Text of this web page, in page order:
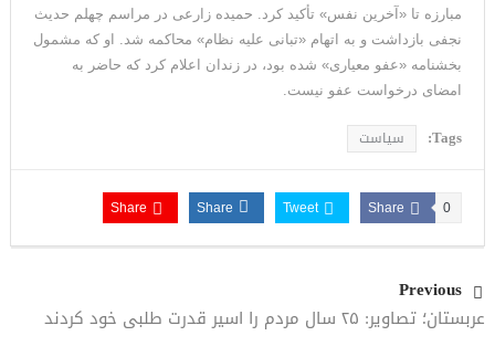
مقامات آمریکایی: برخی گزارش‌ها موجب گستاخ‌تر شدن حکومت
ایران خواهد شد
خبرگزاری سپاه پاسداران: رهگیری اهداف متخاصم در نزدیکی جزیره
قشم
پابرجاست
منیر به عربستان
مبارزه تا «آخرین نفس» تأکید کرد. حمیده زارعی در مراسم چهلم حدیث
نجفی بازداشت و به اتهام «تبانی علیه نظام» محاکمه شد. او که مشمول
بخشنامه «عفو معیاری» شده بود، در زندان اعلام کرد که حاضر به
امضای درخواست عفو نیست.
Tags: سیاست
Share 0
Tweet
Share
Share
Previous
عربستان؛ تصاویر: ۲۵ سال مردم را اسیر قدرت طلبی خود کردند